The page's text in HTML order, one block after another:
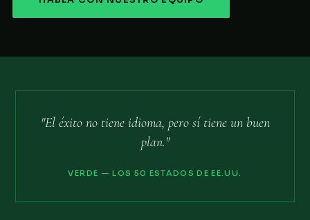
"El éxito no tiene idioma, pero sí tiene un buen
plan."
VERDE — LOS 50 ESTADOS DE EE.UU.